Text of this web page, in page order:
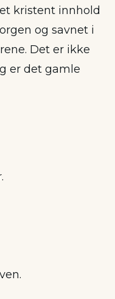
kristent innhold
og savnet i
Det er ikke
er det gamle